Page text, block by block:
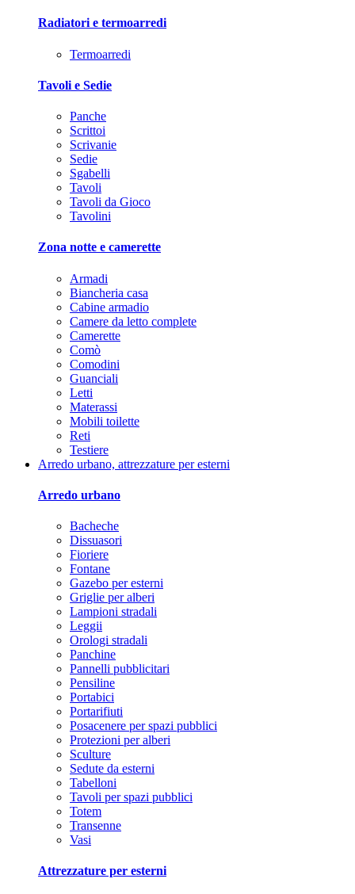
Radiatori e termoarredi
Termoarredi
Tavoli e Sedie
Panche
Scrittoi
Scrivanie
Sedie
Sgabelli
Tavoli
Tavoli da Gioco
Tavolini
Zona notte e camerette
Armadi
Biancheria casa
Cabine armadio
Camere da letto complete
Camerette
Comò
Comodini
Guanciali
Letti
Materassi
Mobili toilette
Reti
Testiere
Arredo urbano, attrezzature per esterni
Arredo urbano
Bacheche
Dissuasori
Fioriere
Fontane
Gazebo per esterni
Griglie per alberi
Lampioni stradali
Leggii
Orologi stradali
Panchine
Pannelli pubblicitari
Pensiline
Portabici
Portarifiuti
Posacenere per spazi pubblici
Protezioni per alberi
Sculture
Sedute da esterni
Tabelloni
Tavoli per spazi pubblici
Totem
Transenne
Vasi
Attrezzature per esterni